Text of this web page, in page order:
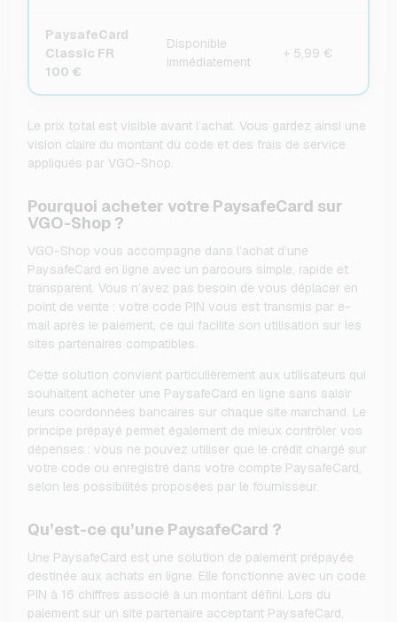
PaysafeCard
Classic FR
100 €
Disponible
immédiatement
+ 5,99 €
Le prix total est visible avant l’achat. Vous gardez ainsi une
vision claire du montant du code et des frais de service
appliqués par VGO-Shop.
Pourquoi acheter votre PaysafeCard sur
VGO-Shop ?
VGO-Shop vous accompagne dans l’achat d’une
PaysafeCard en ligne avec un parcours simple, rapide et
transparent. Vous n’avez pas besoin de vous déplacer en
point de vente : votre code PIN vous est transmis par e-
mail après le paiement, ce qui facilite son utilisation sur les
sites partenaires compatibles.
Cette solution convient particulièrement aux utilisateurs qui
souhaitent acheter une PaysafeCard en ligne sans saisir
leurs coordonnées bancaires sur chaque site marchand. Le
principe prépayé permet également de mieux contrôler vos
dépenses : vous ne pouvez utiliser que le crédit chargé sur
votre code ou enregistré dans votre compte PaysafeCard,
selon les possibilités proposées par le fournisseur.
Qu’est-ce qu’une PaysafeCard ?
Une PaysafeCard est une solution de paiement prépayée
destinée aux achats en ligne. Elle fonctionne avec un code
PIN à 16 chiffres associé à un montant défini. Lors du
paiement sur un site partenaire acceptant PaysafeCard,